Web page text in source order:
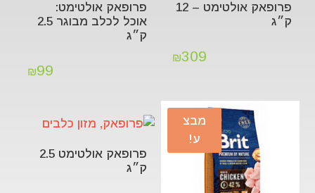
פרופאק אולטימט – 12
ק״ג
₪309
פרופאק אולטימט:
אוכל לכלב מבוגר 2.5
ק״ג
₪99
מבצ
ע!
פרופאק אולטימט 2.5
ק״ג